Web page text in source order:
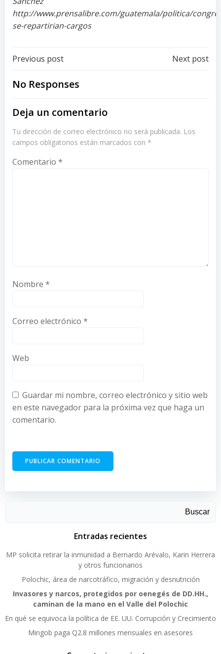
http://www.prensalibre.com/guatemala/politica/
se-repartirian-cargos
Post
navigation
Previous post Next post
No Responses
Deja un comentario
Tu dirección de correo electrónico no será publicada. Los
campos obligatorios están marcados con *
Comentario *
Nombre *
Correo electrónico *
Web
Guardar mi nombre, correo electrónico y sitio web
en este navegador para la próxima vez que haga un
comentario.
Buscar
Entradas recientes
MP solicita retirar la inmunidad a Bernardo Arévalo, Karin Herrera
y otros funcionarios
Polochic, área de narcotráfico, migración y desnutrición
Invasores y narcos, protegidos por oenegés de DD.HH.,
caminan de la mano en el Valle del Polochic
En qué se equivoca la política de EE. UU. Corrupción y Crecimiento
Mingob paga Q2.8 millones mensuales en asesores